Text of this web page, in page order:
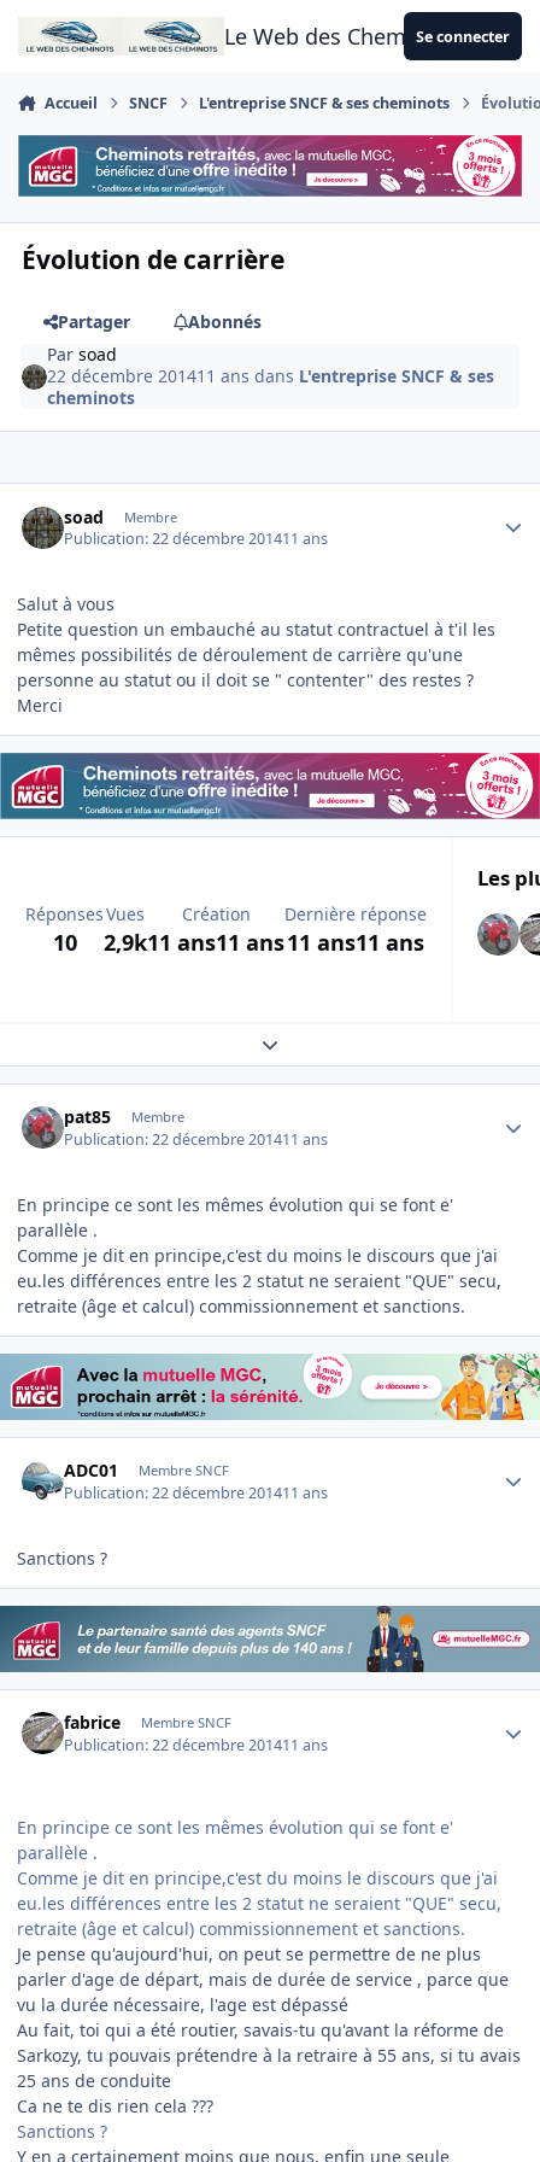
Aller au contenu
Le Web des CheminotsSe connecter
Accueil SNCF L'entreprise SNCF & ses cheminots
Évolution de carrière
Partager
Abonnés
Parsoad
22 décembre 201411 ans dans L'entreprise SNCF & ses
cheminots
soad Membre
Publication:22 décembre 201411 ans
Salut à vous
Petite question un embauché au statut contractuel à t'il les
mêmes possibilités de déroulement de carrière qu'une
personne au statut ou il doit se " contenter" des restes ?
Merci
Réponses
10
Vues
2,9k
Création
11 ans11 ans
Dernière réponse
11 ans11 ans
Les
Expand topic overview
pat85 Membre
Publication:22 décembre 201411 ans
En principe ce sont les mêmes évolution qui se font e'
parallèle .
Comme je dit en principe,c'est du moins le discours que j'ai
eu.les différences entre les 2 statut ne seraient "QUE" secu,
retraite (âge et calcul) commissionnement et sanctions.
ADC01 Membre SNCF
Publication:22 décembre 201411 ans
Sanctions ?
fabrice Membre SNCF
Publication:22 décembre 201411 ans
En principe ce sont les mêmes évolution qui se font e'
parallèle .
Comme je dit en principe,c'est du moins le discours que j'ai
eu.les différences entre les 2 statut ne seraient "QUE" secu,
retraite (âge et calcul) commissionnement et sanctions.
Je pense qu'aujourd'hui, on peut se permettre de ne plus
parler d'age de départ, mais de durée de service , parce que
vu la durée nécessaire, l'age est dépassé
Au fait, toi qui a été routier, savais-tu qu'avant la réforme de
Sarkozy, tu pouvais prétendre à la retraire à 55 ans, si tu avais
25 ans de conduite
Ca ne te dis rien cela ???
Sanctions ?
Y en a certainement moins que nous, enfin une seule